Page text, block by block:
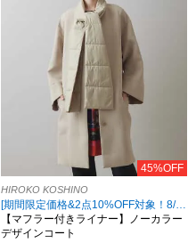
45%OFF
HIROKO KOSHINO
[期間限定価格&2点10%OFF対象！8/17 8:59まで アウトレット限定]
【マフラー付きライナー】ノーカラー
デザインコート